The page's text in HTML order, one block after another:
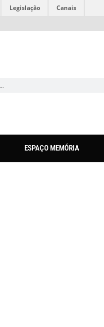
Legislação Canais
ESPAÇO MEMÓRIA